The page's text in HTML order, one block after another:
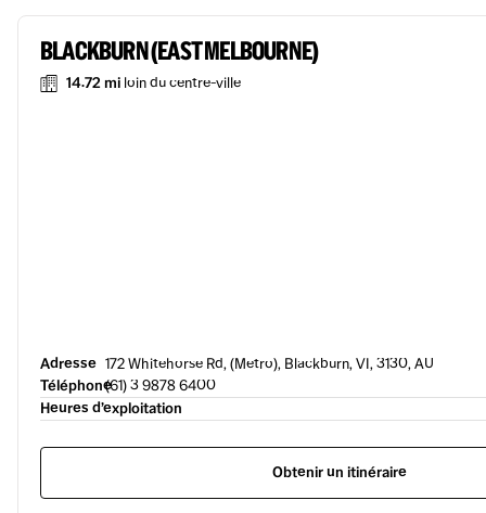
BLACKBURN (EAST MELBOURNE)
14.72 mi loin du centre-ville
Adresse 172 Whitehorse Rd, (Metro), Blackburn, VI, 3130, AU
Téléphone(61) 3 9878 6400
Heures d’exploitation
Obtenir un itinéraire